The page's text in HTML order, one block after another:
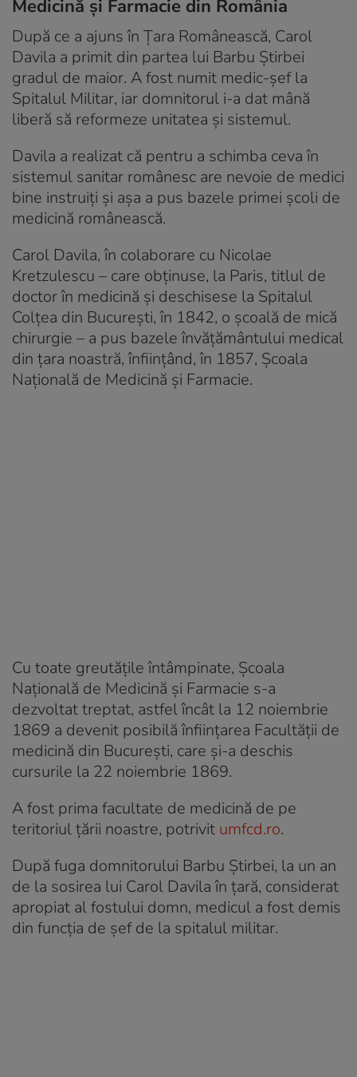
Medicină și Farmacie din România
După ce a ajuns în Țara Românească, Carol
Davila a primit din partea lui Barbu Ştirbei
gradul de maior. A fost numit medic-şef la
Spitalul Militar, iar domnitorul i-a dat mână
liberă să reformeze unitatea şi sistemul.
Davila a realizat că pentru a schimba ceva în
sistemul sanitar românesc are nevoie de medici
bine instruiți şi așa a pus bazele primei şcoli de
medicină românească.
Carol Davila, în colaborare cu Nicolae
Kretzulescu – care obţinuse, la Paris, titlul de
doctor în medicină şi deschisese la Spitalul
Colţea din Bucureşti, în 1842, o şcoală de mică
chirurgie – a pus bazele învăţământului medical
din ţara noastră, înfiinţând, în 1857, Şcoala
Naţională de Medicină şi Farmacie.
Cu toate greutăţile întâmpinate, Şcoala
Naţională de Medicină şi Farmacie s-a
dezvoltat treptat, astfel încât la 12 noiembrie
1869 a devenit posibilă înfiinţarea Facultăţii de
medicină din Bucureşti, care şi-a deschis
cursurile la 22 noiembrie 1869.
A fost prima facultate de medicină de pe
teritoriul ţării noastre, potrivit umfcd.ro.
După fuga domnitorului Barbu Ştirbei, la un an
de la sosirea lui Carol Davila în ţară, considerat
apropiat al fostului domn, medicul a fost demis
din funcţia de şef de la spitalul militar.